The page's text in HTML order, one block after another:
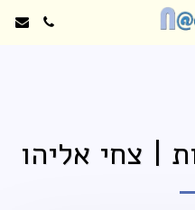
| צחי אליהו